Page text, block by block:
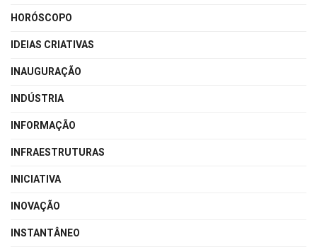
HORÓSCOPO
IDEIAS CRIATIVAS
INAUGURAÇÃO
INDÚSTRIA
INFORMAÇÃO
INFRAESTRUTURAS
INICIATIVA
INOVAÇÃO
INSTANTÂNEO